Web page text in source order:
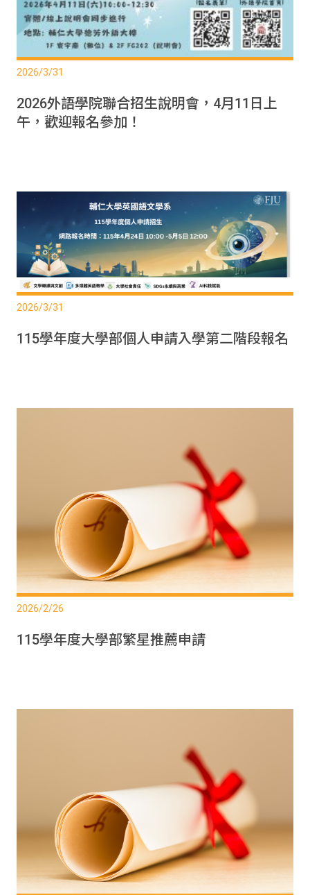
2026/3/31
2026外語學院聯合招生說明會，4月11日上
午，歡迎報名參加！
2026/3/31
115學年度大學部個人申請入學第二階段報名
2026/2/26
115學年度大學部繁星推薦申請